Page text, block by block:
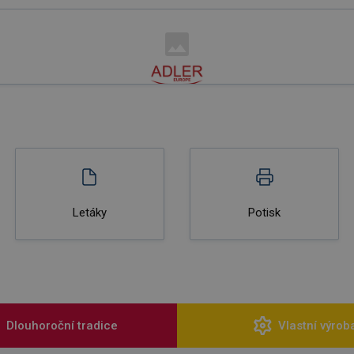
Letáky Potisk
Dlouhoroční tradice Vlastní